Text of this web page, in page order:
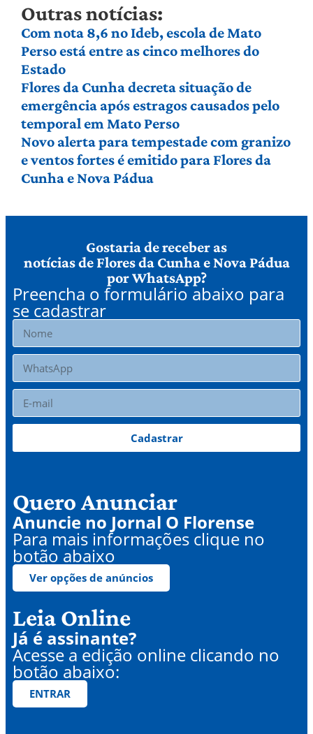
Outras notícias:
Com nota 8,6 no Ideb, escola de Mato
Perso está entre as cinco melhores do
Estado
Flores da Cunha decreta situação de
emergência após estragos causados pelo
temporal em Mato Perso
Novo alerta para tempestade com granizo
e ventos fortes é emitido para Flores da
Cunha e Nova Pádua
Gostaria de receber as
notícias de Flores da Cunha e Nova Pádua
por WhatsApp?
Preencha o formulário abaixo para
se cadastrar
Cadastrar
Quero Anunciar
Anuncie no Jornal O Florense
Para mais informações clique no
botão abaixo
Ver opções de anúncios
Leia Online
Já é assinante?
Acesse a edição online clicando no
botão abaixo:
ENTRAR